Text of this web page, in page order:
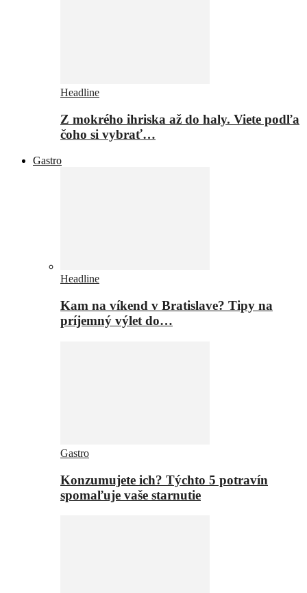
Headline
Z mokrého ihriska až do haly. Viete podľa
čoho si vybrať…
Gastro
Headline
Kam na víkend v Bratislave? Tipy na
príjemný výlet do…
Gastro
Konzumujete ich? Týchto 5 potravín
spomaľuje vaše starnutie